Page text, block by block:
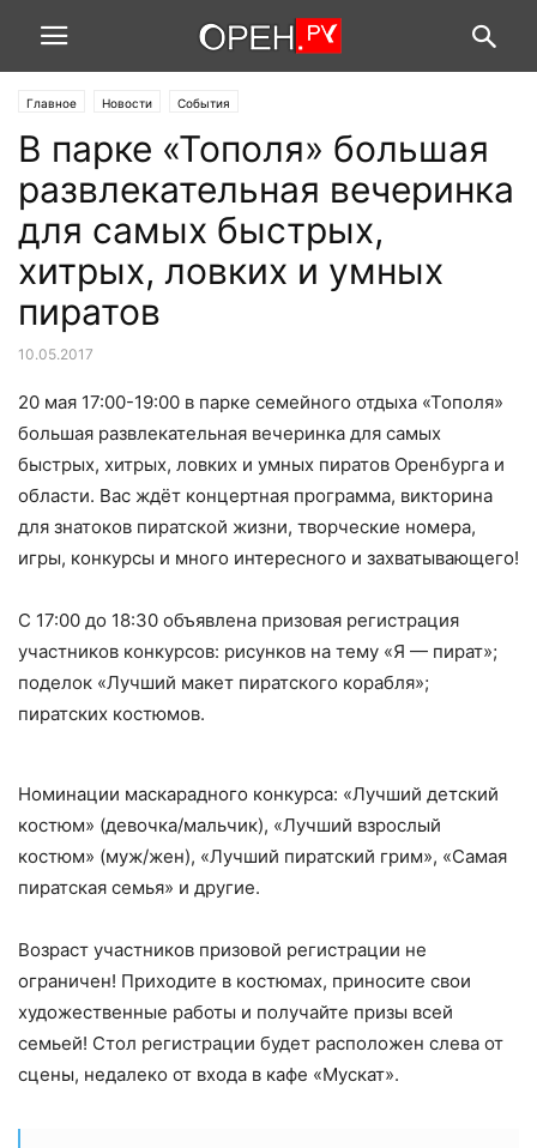
Главное Новости События
В парке «Тополя» большая
развлекательная вечеринка
для самых быстрых,
хитрых, ловких и умных
пиратов
10.05.2017
20 мая 17:00-19:00 в парке семейного отдыха «Тополя»
большая развлекательная вечеринка для самых
быстрых, хитрых, ловких и умных пиратов Оренбурга и
области. Вас ждёт концертная программа, викторина
для знатоков пиратской жизни, творческие номера,
игры, конкурсы и много интересного и захватывающего!
С 17:00 до 18:30 объявлена призовая регистрация
участников конкурсов: рисунков на тему «Я — пират»;
поделок «Лучший макет пиратского корабля»;
пиратских костюмов.
Номинации маскарадного конкурса: «Лучший детский
костюм» (девочка/мальчик), «Лучший взрослый
костюм» (муж/жен), «Лучший пиратский грим», «Самая
пиратская семья» и другие.
Возраст участников призовой регистрации не
ограничен! Приходите в костюмах, приносите свои
художественные работы и получайте призы всей
семьей! Стол регистрации будет расположен слева от
сцены, недалеко от входа в кафе «Мускат».